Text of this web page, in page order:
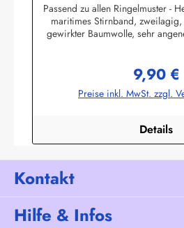
Passend zu allen Ringelmuster -
maritimes Stirnband, zweilagig,
gewirkter Baumwolle, sehr
Wittmundinfo@modas-
Regulärer
9,90 €
Preise inkl. MwSt. zzgl.
Details
Kontakt
Hilfe & Infos